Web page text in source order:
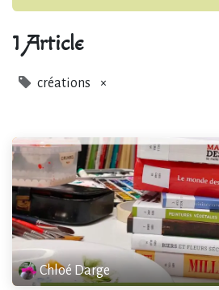
1 Article
créations ×
Chloé Darge